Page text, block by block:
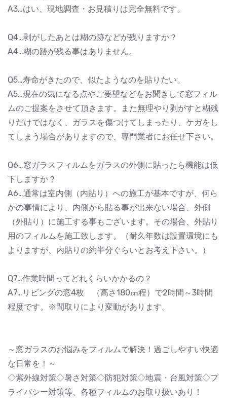
A3…はい、現地調査・お見積りは完全無料です。
Q4…剥がしたあとは糊の跡などが残りますか？
A4…糊の跡が残る事はありません。
Q5…寿命がきたので、似たようなのを貼りたい。
A5…現在の気になる点やご要望などをお聞きして窓フィル
ムのご提案をさせて頂きます。また無理やり剥がすと糊残
りだけではなく、ガラスを傷つけてしまったり、ケガをし
てしまう場合がありますので、専門業者にお任せ下さい。
Q6…窓ガラスフィルムをガラスの外側に貼ったら機能は低
下しますか？
A6…通常は室内側（内貼り）への施工が基本ですが、何ら
かの事情により、内側から貼る事が出来ない場合、外側
（外貼り）に施工する事もございます。その場合、外貼り
用のフィルムを施工致します。（耐久年数は設置環境にも
よりますが、内貼りの約半分ぐらいとお考え下さい。）
Q7…作業時間ってどれくらいかかるの？
A7…リビングの窓4枚 （高さ180㎝程）で2時間～3時間
程度です。※間取りにより変動があります。
～窓ガラスのお悩みをフィルムで解決！過ごしやすい快適
な日常を！～
◇紫外線対策◇暑さ対策◇防犯対策◇地震・台風対策◇プ
ライバシー対策等、各種フィルムのお取り扱いあり！